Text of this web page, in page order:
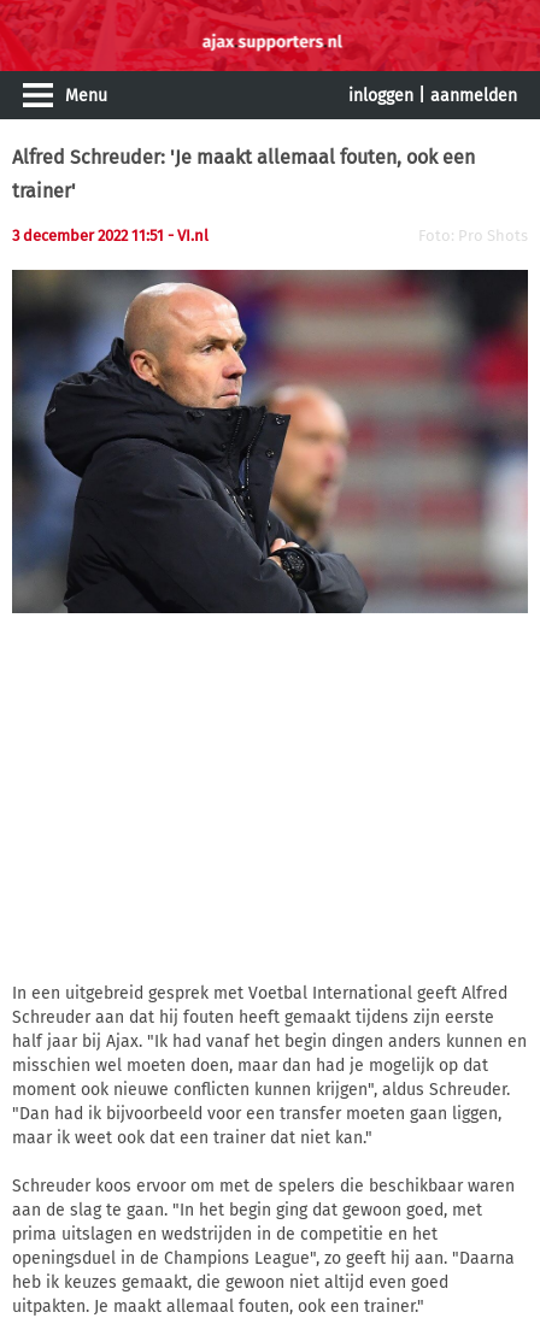
Menu inloggen aanmelden
Alfred Schreuder: 'Je maakt allemaal fouten, ook een
trainer'
3 december 2022 11:51 - VI.nl Foto: Pro Shots
In een uitgebreid gesprek met Voetbal International geeft Alfred
Schreuder aan dat hij fouten heeft gemaakt tijdens zijn eerste
half jaar bij Ajax. "Ik had vanaf het begin dingen anders kunnen en
misschien wel moeten doen, maar dan had je mogelijk op dat
moment ook nieuwe conflicten kunnen krijgen", aldus Schreuder.
"Dan had ik bijvoorbeeld voor een transfer moeten gaan liggen,
maar ik weet ook dat een trainer dat niet kan."
Schreuder koos ervoor om met de spelers die beschikbaar waren
aan de slag te gaan. "In het begin ging dat gewoon goed, met
prima uitslagen en wedstrijden in de competitie en het
openingsduel in de Champions League", zo geeft hij aan. "Daarna
heb ik keuzes gemaakt, die gewoon niet altijd even goed
uitpakten. Je maakt allemaal fouten, ook een trainer."